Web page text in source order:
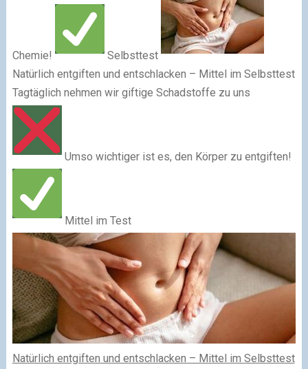
Chemie!
Selbsttest
Natürlich entgiften und entschlacken – Mittel im Selbsttest
Tagtäglich nehmen wir giftige Schadstoffe zu uns
Umso wichtiger ist es, den Körper zu entgiften!
Mittel im Test
Natürlich entgiften und entschlacken – Mittel im Selbsttest